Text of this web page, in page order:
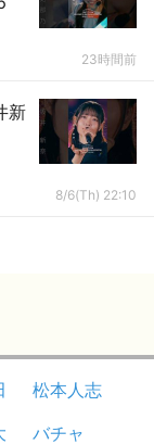
23時間前
新
8/6(Th) 22:10
松本人志
バチャ